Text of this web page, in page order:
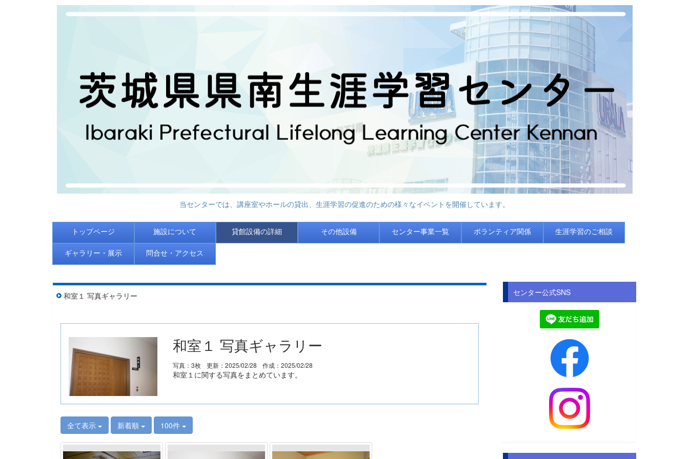
当センターでは、講座室やホールの貸出、生涯学習の促進のための様々なイベントを開催しています。
トップページ 施設について 貸館設備の詳細 その他設備 センター事業一覧 ボランティア関係 生涯学習のご相談
ギャラリー・展示 問合せ・アクセス
和室１ 写真ギャラリー
和室１ 写真ギャラリー
写真：3枚 更新：2025/02/28 作成：2025/02/28
和室１に関する写真をまとめています。
全て表示 新着順 100件
センター公式SNS